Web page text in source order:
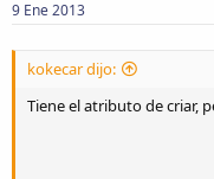
9 Ene 2013
kokecar dijo:
Tiene el atributo de criar,